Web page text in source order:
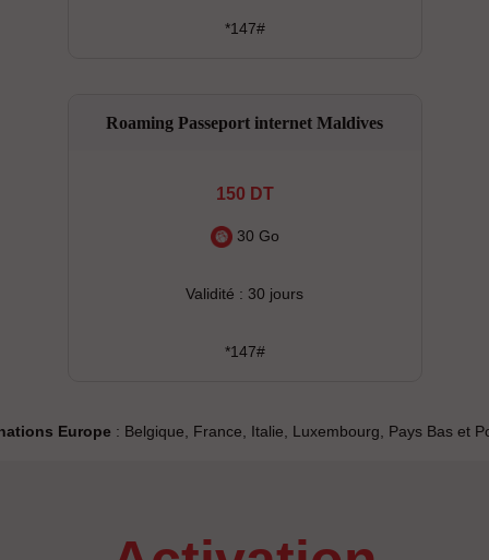
*147#
Roaming Passeport internet Maldives
150 DT
30 Go
Validité : 30 jours
*147#
Europe : Belgique, France, Italie, Luxembourg, Pays Bas et